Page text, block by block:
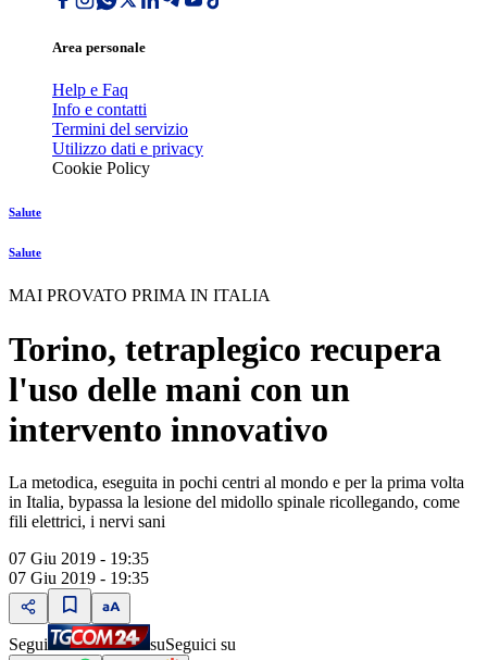
Area personale
Help e Faq
Info e contatti
Termini del servizio
Utilizzo dati e privacy
Cookie Policy
Salute
Salute
MAI PROVATO PRIMA IN ITALIA
Torino, tetraplegico recupera
l'uso delle mani con un
intervento innovativo
La metodica, eseguita in pochi centri al mondo e per la prima volta
in Italia, bypassa la lesione del midollo spinale ricollegando, come
fili elettrici, i nervi sani
07 Giu 2019 - 19:35
07 Giu 2019 - 19:35
Segui suSeguici su